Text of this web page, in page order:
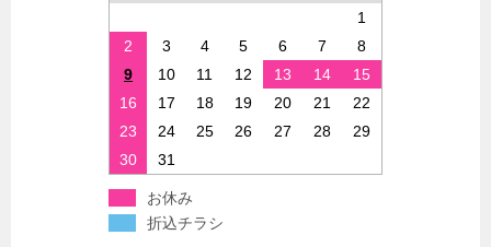
1
2
3 4 5 6 7
8
9
10 11 12 13 14
15
16
17 18 19 20 21
22
23
24 25 26 27 28
29
30
31
お休み
折込チラシ